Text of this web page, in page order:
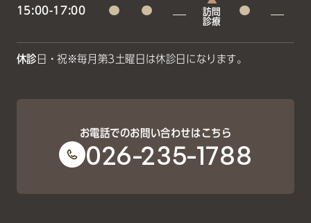
15:00-17:00
訪問
診療
休診 日・祝※毎月第3土曜日は休診日になります。
お電話でのお問い合わせはこちら
026-235-1788